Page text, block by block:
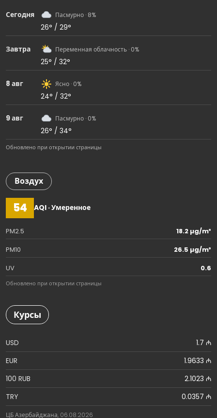
Сегодня Пасмурно · 8%
26° / 29°
Завтра Переменная облачность · 0%
25° / 32°
8 авг Ясно · 0%
24° / 32°
9 авг Пасмурно · 0%
26° / 34°
Обновлено при открытии страницы
Воздух
54 AQI · Умеренное
PM2.5
18.2 µg/m³
PM10
26.5 µg/m³
UV
0.6
Обновлено при открытии страницы
Курсы
USD
1.7 ₼
EUR
1.9633 ₼
100 RUB
2.1023 ₼
TRY
0.0357 ₼
ЦБ Азербайджана, 06.08.2026